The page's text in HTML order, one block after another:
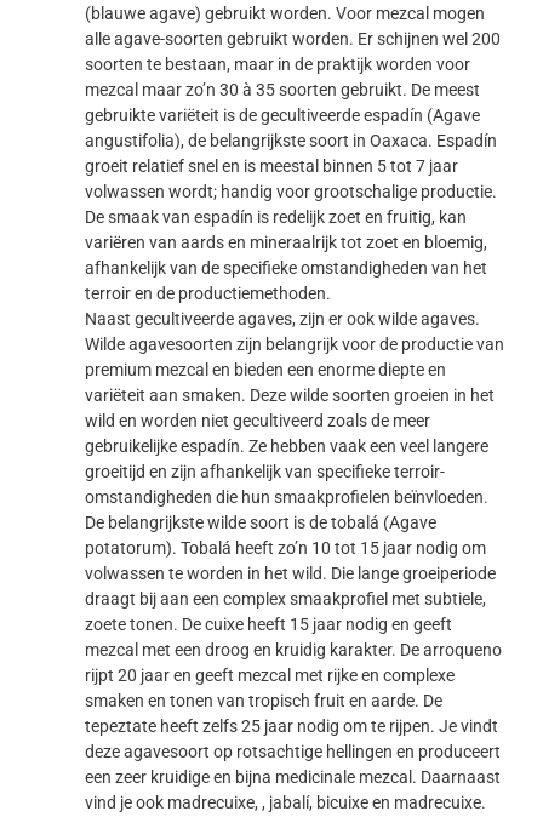
(blauwe agave) gebruikt worden. Voor mezcal mogen
alle agave-soorten gebruikt worden. Er schijnen wel 200
soorten te bestaan, maar in de praktijk worden voor
mezcal maar zo’n 30 à 35 soorten gebruikt. De meest
gebruikte variëteit is de gecultiveerde espadín (Agave
angustifolia), de belangrijkste soort in Oaxaca. Espadín
groeit relatief snel en is meestal binnen 5 tot 7 jaar
volwassen wordt; handig voor grootschalige productie.
De smaak van espadín is redelijk zoet en fruitig, kan
variëren van aards en mineraalrijk tot zoet en bloemig,
afhankelijk van de specifieke omstandigheden van het
terroir en de productiemethoden.
Naast gecultiveerde agaves, zijn er ook wilde agaves.
Wilde agavesoorten zijn belangrijk voor de productie van
premium mezcal en bieden een enorme diepte en
variëteit aan smaken. Deze wilde soorten groeien in het
wild en worden niet gecultiveerd zoals de meer
gebruikelijke espadín. Ze hebben vaak een veel langere
groeitijd en zijn afhankelijk van specifieke terroir-
omstandigheden die hun smaakprofielen beïnvloeden.
De belangrijkste wilde soort is de tobalá (Agave
potatorum). Tobalá heeft zo’n 10 tot 15 jaar nodig om
volwassen te worden in het wild. Die lange groeiperiode
draagt bij aan een complex smaakprofiel met subtiele,
zoete tonen. De cuixe heeft 15 jaar nodig en geeft
mezcal met een droog en kruidig karakter. De arroqueno
rijpt 20 jaar en geeft mezcal met rijke en complexe
smaken en tonen van tropisch fruit en aarde. De
tepeztate heeft zelfs 25 jaar nodig om te rijpen. Je vindt
deze agavesoort op rotsachtige hellingen en produceert
een zeer kruidige en bijna medicinale mezcal. Daarnaast
vind je ook madrecuixe, , jabalí, bicuixe en madrecuixe.